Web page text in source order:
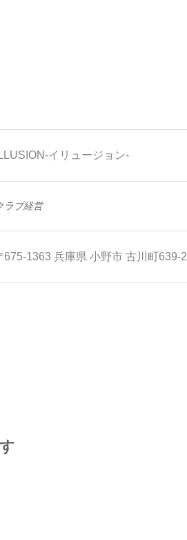
ILLUSION-イリュージョン-
ラブ経営
675-1363 兵庫県 小野市 古川町639-2